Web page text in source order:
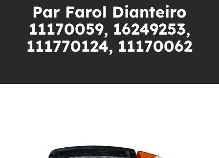
Par Farol Dianteiro
11170059, 16249253,
111770124, 11170062